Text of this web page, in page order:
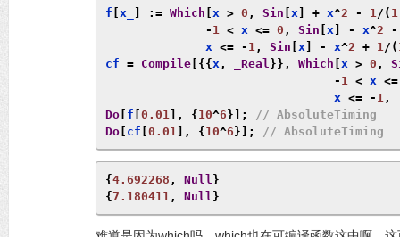
f x_ := Which x > 0 , Sin x + x^2 - 1/( 1
- 1 < x <= 0 , Sin x - x^2
-
              x
<= - 1 , Sin x - x^2 + 1/(
cf = Compile [{{ x , _Real }}, Which x > 0 ,
- 1 < x <=
                                x
<= - 1 ,
Do f 0.01 ], { 10^6 }];
// AbsoluteTiming
Do cf 0.01 ], { 10^6 }]; // AbsoluteTiming
{ 4.692268 , Null }
{ 7.180411 , Null }